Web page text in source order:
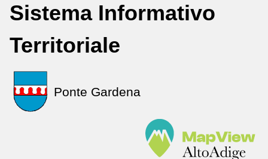
Sistema Informativo
Territoriale
Ponte Gardena